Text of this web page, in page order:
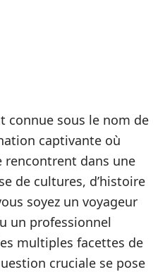
connue sous le nom de
captivante où
rencontrent dans une
de cultures, d’histoire
soyez un voyageur
un professionnel
multiples facettes de
cruciale se pose